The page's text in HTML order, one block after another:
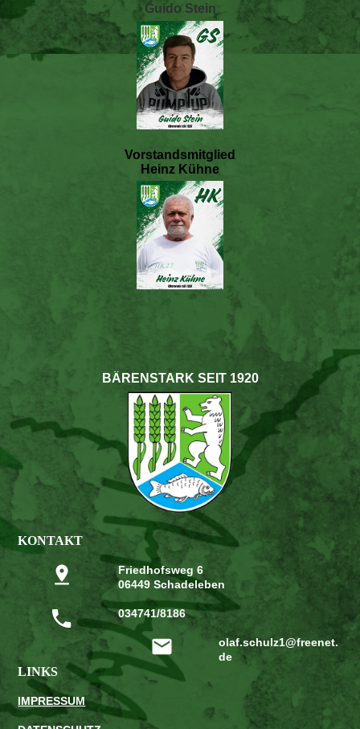
Guido Stein
Vorstandsmitglied
Heinz Kühne
BÄRENSTARK SEIT 1920
KONTAKT
Friedhofsweg 6
06449 Schadeleben
034741/8186
olaf.schulz1@freenet.
de
LINKS
IMPRESSUM